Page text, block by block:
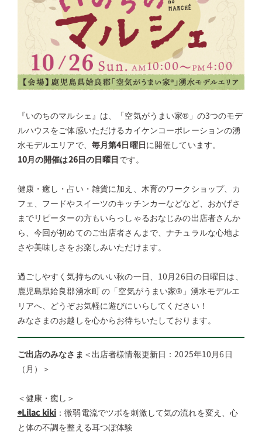
『いのちのマルシェ』は、「空気がうまい家®」の3つのモデ
ルハウスをご体感いただけるカイケンコーポレーションの湧
水モデルエリアで、 毎月第4日曜日に開催しています。
10月の開催は26日の日曜日 です。
健康・癒し・占い・雑貨に加え、木育のワークショップ、カ
フェ、フードやスイーツのキッチンカーなどなど、おかげさ
までリピーターの方もいらっしゃるおなじみの出店者さんか
ら、今回が初めてのご出店者さんまで、ナチュラルな心地よ
さや美味しさをお楽しみいただけます。
過ごしやすく気持ちのいい秋の一日、10月26日の日曜日は、
鹿児島県姶良郡湧水町 の「空気がうまい家®」湧水モデルエ
リアへ、どうぞお気軽に遊びにいらしてください！
みなさまのお越しを心からお待ちいたしております。
ご出店のみなさま ＜出店者様情報更新日：2025年10月6日
（月）＞
＜健康・癒し＞
◉Lilac kiki ：微弱電流でツボを刺激して気の流れを変え、心
と体の不調を整える耳つぼ体験